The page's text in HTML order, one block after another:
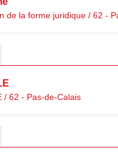
de la forme juridique / 62 -
/ 62 - Pas-de-Calais